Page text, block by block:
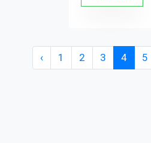
‹ 1 2 3 4 5